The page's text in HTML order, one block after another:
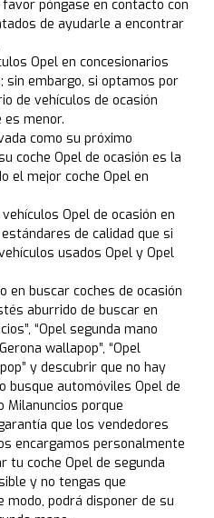
póngase en contacto con
de ayudarle a encontrar
Opel en concesionarios
sin embargo, si optamos por
de vehículos de ocasión
es menor.
como su próximo
coche Opel de ocasión es la
el mejor coche Opel en
Opel de ocasión en
de calidad que si
usados Opel y Opel
en buscar coches de ocasión
aburrido de buscar en
“Opel segunda mano
wallapop”, “Opel
y descubrir que no hay
busque automóviles Opel de
Milanuncios porque
que los vendedores
encargamos personalmente
tu coche Opel de segunda
y no tengas que
modo, podrá disponer de su